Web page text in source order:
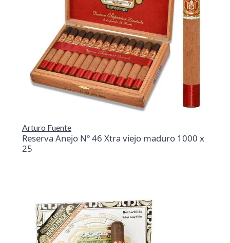
Arturo Fuente
Reserva Anejo Nº 46 Xtra viejo maduro 1000 x
25